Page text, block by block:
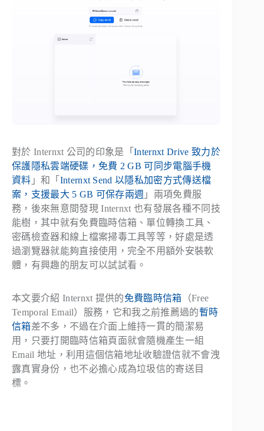
對於 Internxt 公司的印象是「Internxt Drive 致力於
保護隱私雲端硬碟，免費 2 GB 可同步電腦手機
資料 」和「 Internxt Send 以隱私加密方式傳送檔
案，支援最大 5 GB 可保存兩週 」兩項免費服
務，後來無意間發現 Internxt 也有發展各種不同技
能樹，其中就有免費臨時信箱、單位轉換工具、
密碼檢查器和線上檔案掃毒工具等等，好處是透
過瀏覽器就能夠直接使用，完全不用額外安裝軟
體，有興趣的朋友可以試試看。
本文要介紹 Internxt 提供的免費臨時信箱 （Free
Temporal Email）服務，它和我之前推薦過的暫時
信箱差不多，不過在介面上維持一貫的簡潔易
用，只要打開臨時信箱頁面就會隨機產生一組
Email 地址，利用這個信箱地址收驗證信就不會洩
露真實身份，也不必擔心成為垃圾信的寄送目
標。